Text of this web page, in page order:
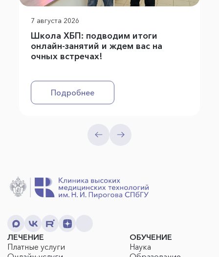
7 августа 2026
Школа ХБП: подводим итоги
онлайн-занятий и ждем вас на
очных встречах!
Подробнее
ЛЕЧЕНИЕ
Платные услуги
ОБУЧЕНИЕ
Наука